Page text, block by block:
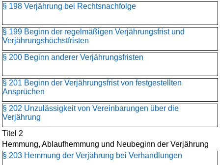
§ 198 Verjährung bei Rechtsnachfolge
§ 199 Beginn der regelmäßigen Verjährungsfrist und
Verjährungshöchstfristen
§ 200 Beginn anderer Verjährungsfristen
§ 201 Beginn der Verjährungsfrist von festgestellten
Ansprüchen
§ 202 Unzulässigkeit von Vereinbarungen über die
Verjährung
Titel 2
Hemmung, Ablaufhemmung und Neubeginn der Verjährung
§ 203 Hemmung der Verjährung bei Verhandlungen